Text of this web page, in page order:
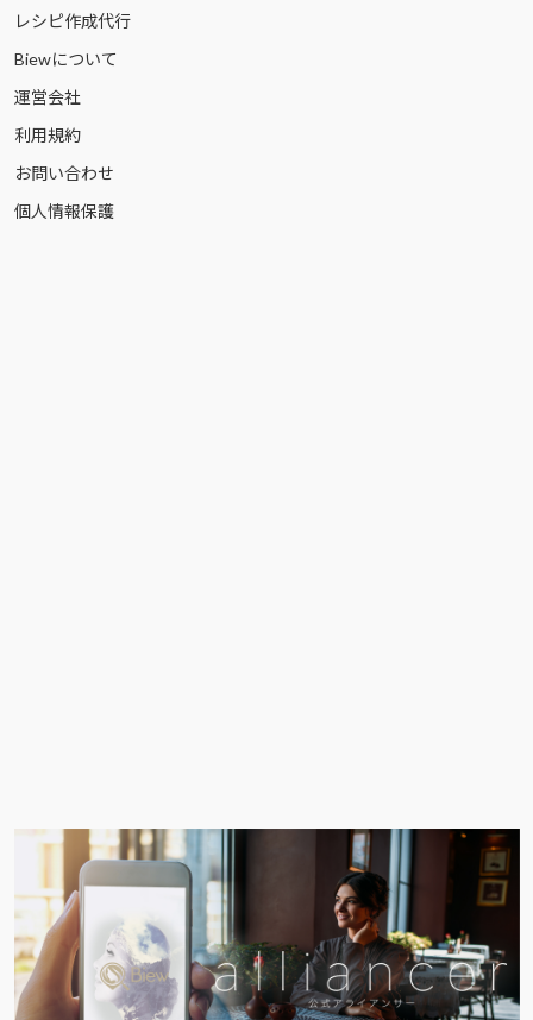
レシピ作成代行
Biewについて
運営会社
利用規約
お問い合わせ
個人情報保護